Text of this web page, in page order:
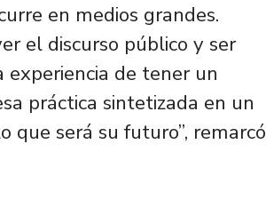
en medios grandes.
el discurso público y ser
experiencia de tener un
práctica sintetizada en un
será su futuro”, remarcó